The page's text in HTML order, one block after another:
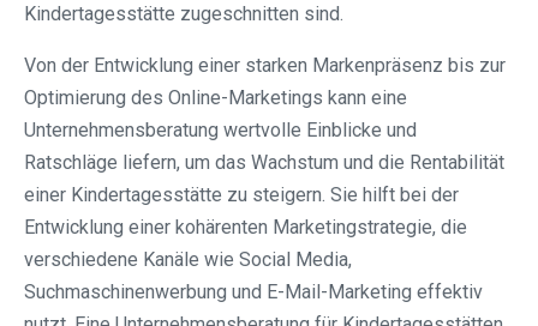
Kindertagesstätte zugeschnitten sind.
Von der Entwicklung einer starken Markenpräsenz bis zur
Optimierung des Online-Marketings kann eine
Unternehmensberatung wertvolle Einblicke und
Ratschläge liefern, um das Wachstum und die Rentabilität
einer Kindertagesstätte zu steigern. Sie hilft bei der
Entwicklung einer kohärenten Marketingstrategie, die
verschiedene Kanäle wie Social Media,
Suchmaschinenwerbung und E-Mail-Marketing effektiv